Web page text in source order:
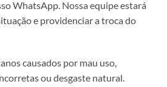
WhatsApp. Nossa equipe estará
e providenciar a troca do
causados por mau uso,
ou desgaste natural.